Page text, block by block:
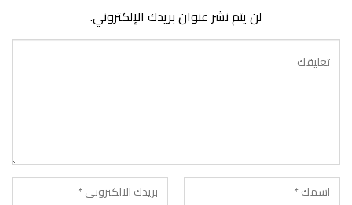
لن يتم نشر عنوان بريدك الإلكتروني.